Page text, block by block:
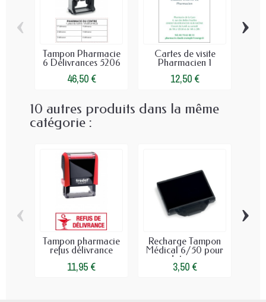
Tampon Pharmacie
6 Délivrances 5206
46,50 €
Cartes de visite
Pharmacien 1
12,50 €
‹ ›
10 autres produits dans la même
catégorie :
Tampon pharmacie
refus délivrance
11,95 €
Recharge Tampon
Médical 6/50 pour
dateur...
3,50 €
‹ ›